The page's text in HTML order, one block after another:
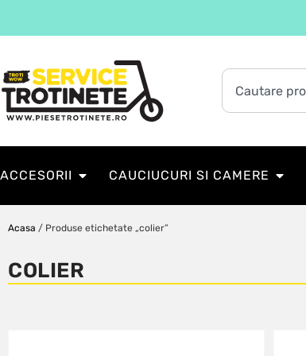
ACCESORII CAUCIUCURI SI CAMERE
Acasa / Produse etichetate „colier”
COLIER